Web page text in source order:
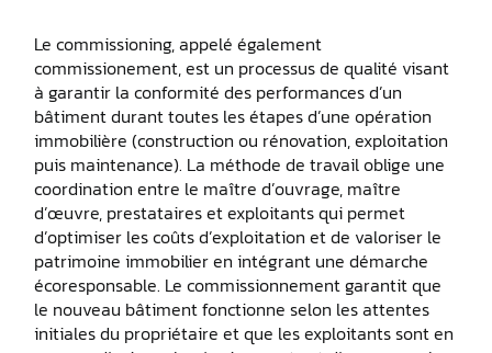
Le commissioning, appelé également
commissionement, est un processus de qualité visant
à garantir la conformité des performances d’un
bâtiment durant toutes les étapes d’une opération
immobilière (construction ou rénovation, exploitation
puis maintenance). La méthode de travail oblige une
coordination entre le maître d’ouvrage, maître
d’œuvre, prestataires et exploitants qui permet
d’optimiser les coûts d’exploitation et de valoriser le
patrimoine immobilier en intégrant une démarche
écoresponsable. Le commissionnement garantit que
le nouveau bâtiment fonctionne selon les attentes
initiales du propriétaire et que les exploitants sont en